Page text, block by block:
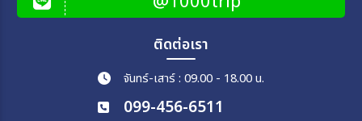
ติดต่อเรา
จันทร์-เสาร์ : 09.00 - 18.00 น.
099-456-6511